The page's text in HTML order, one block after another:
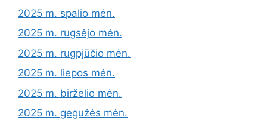
2025 m. spalio mėn.
2025 m. rugsėjo mėn.
2025 m. rugpjūčio mėn.
2025 m. liepos mėn.
2025 m. birželio mėn.
2025 m. gegužės mėn.